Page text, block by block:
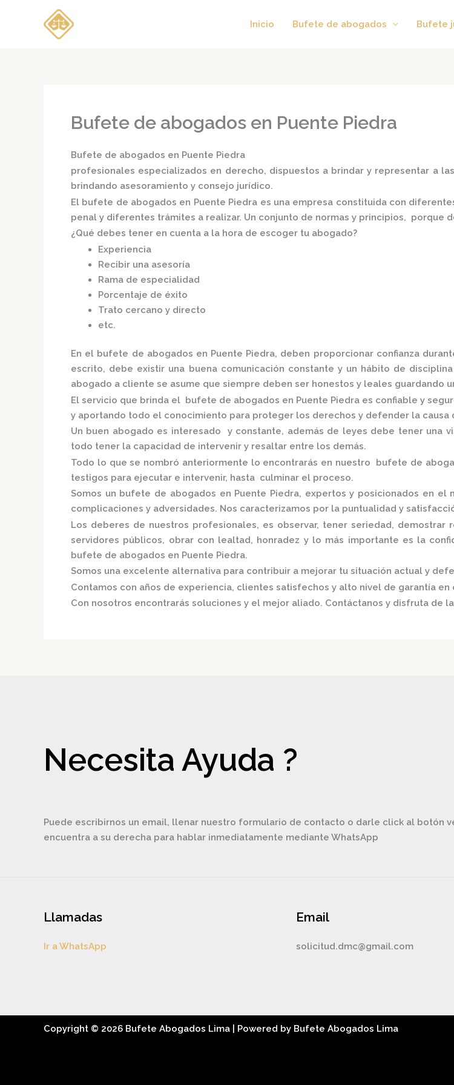
Inicio Bufete de abogados Bufete
Bufete de abogados en Puente Piedra
Bufete de abogados en Puente Piedra
profesionales especializados en derecho, dispuestos a brindar y representar a
brindando asesoramiento y consejo jurídico.
El bufete de abogados en Puente Piedra es una empresa constituida con
penal y diferentes trámites a realizar. Un conjunto de normas y principios, porque
¿Qué debes tener en cuenta a la hora de escoger tu abogado?
Experiencia
Recibir una asesoría
Rama de especialidad
Porcentaje de éxito
Trato cercano y directo
etc.
En el bufete de abogados en Puente Piedra, deben proporcionar confianza
escrito, debe existir una buena comunicación constante y un hábito de
abogado a cliente se asume que siempre deben ser honestos y leales guardando
El servicio que brinda el bufete de abogados en Puente Piedra es confiable y
y aportando todo el conocimiento para proteger los derechos y defender la causa
Un buen abogado es interesado y constante, además de leyes debe tener una
todo tener la capacidad de intervenir y resaltar entre los demás.
Todo lo que se nombró anteriormente lo encontrarás en nuestro
bufete de
testigos para ejecutar e intervenir, hasta culminar el proceso.
Somos un bufete de abogados en Puente Piedra, expertos y posicionados en el
complicaciones y adversidades. Nos caracterizamos por la puntualidad y
Los deberes de nuestros profesionales, es observar, tener seriedad,
servidores públicos, obrar con lealtad, honradez y lo más importante es la
bufete de abogados en Puente Piedra.
Somos una excelente alternativa para contribuir a mejorar tu situación actual y
Contamos con años de experiencia, clientes satisfechos y alto nivel de garantía en
Con nosotros encontrarás soluciones y el mejor aliado. Contáctanos y disfruta de
Necesita Ayuda ?
Puede escribirnos un email, llenar nuestro formulario de contacto o darle click al botón
encuentra a su derecha para hablar inmediatamente mediante WhatsApp
Llamadas
Ir a WhatsApp
Email
solicitud.dmc@gmail.com
Copyright © 2026 Bufete Abogados Lima | Powered by Bufete Abogados Lima